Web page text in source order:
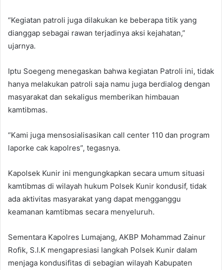
“Kegiatan patroli juga dilakukan ke beberapa titik yang
dianggap sebagai rawan terjadinya aksi kejahatan,”
ujarnya.
Iptu Soegeng menegaskan bahwa kegiatan Patroli ini, tidak
hanya melakukan patroli saja namu juga berdialog dengan
masyarakat dan sekaligus memberikan himbauan
kamtibmas.
“Kami juga mensosialisasikan call center 110 dan program
laporke cak kapolres”, tegasnya.
Kapolsek Kunir ini mengungkapkan secara umum situasi
kamtibmas di wilayah hukum Polsek Kunir kondusif, tidak
ada aktivitas masyarakat yang dapat mengganggu
keamanan kamtibmas secara menyeluruh.
Sementara Kapolres Lumajang, AKBP Mohammad Zainur
Rofik, S.I.K mengapresiasi langkah Polsek Kunir dalam
menjaga kondusifitas di sebagian wilayah Kabupaten